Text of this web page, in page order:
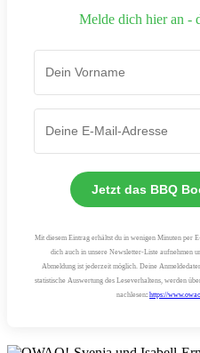
Melde dich hier an -
Jetzt das BBQ
Mit diesem Eintrag erhältst du in wenigen Minuten per
dich auch in unsere Newsletter-Liste aufnehmen
Abmeldung ist jederzeit möglich. Deine
statistische Auswertung des Leseverhaltens, werden
nachlesen: https://